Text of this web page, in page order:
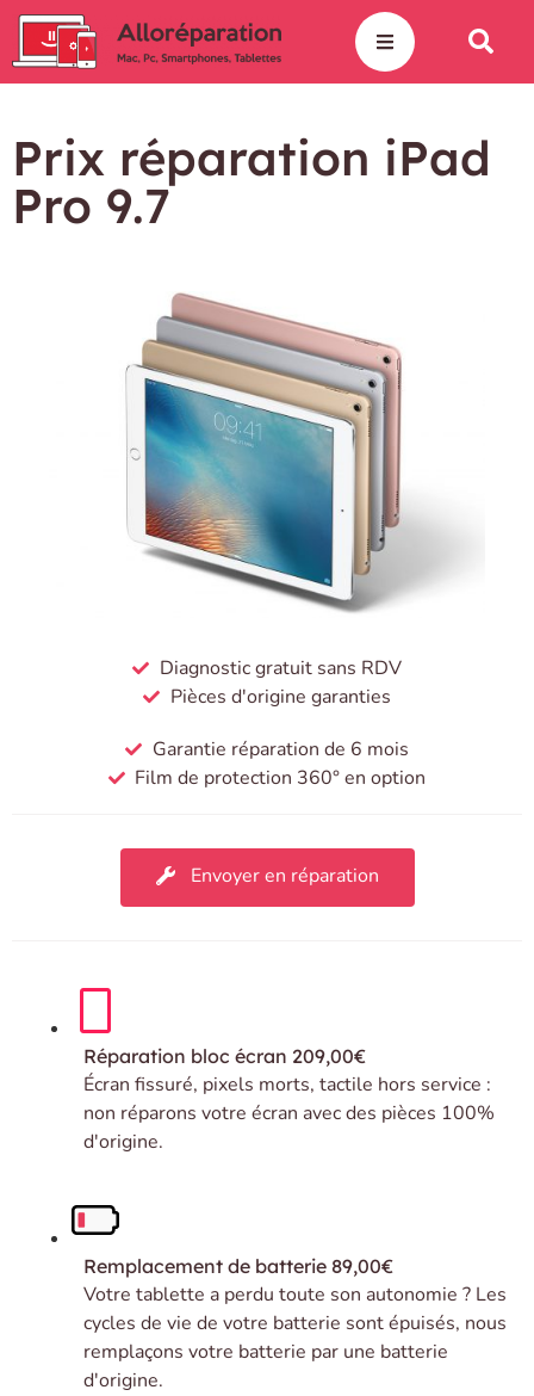
Prix réparation iPad
Pro 9.7
Diagnostic gratuit sans RDV
Pièces d'origine garanties
Garantie réparation de 6 mois
Film de protection 360° en option
Envoyer en réparation
Réparation bloc écran 209,00€
Écran fissuré, pixels morts, tactile hors service :
non réparons votre écran avec des pièces 100%
d'origine.
Remplacement de batterie 89,00€
Votre tablette a perdu toute son autonomie ? Les
cycles de vie de votre batterie sont épuisés, nous
remplaçons votre batterie par une batterie
d'origine.